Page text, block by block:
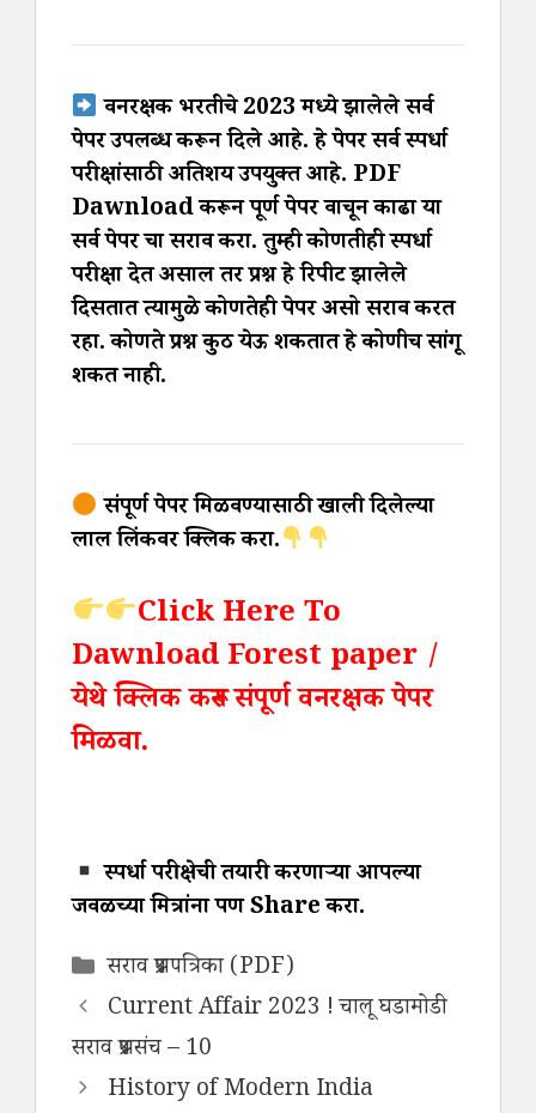
वनरक्षक भरतीचे 2023 मध्ये झालेले सर्व
पेपर उपलब्ध करून दिले आहे. हे पेपर सर्व स्पर्धा
परीक्षांसाठी अतिशय उपयुक्त आहे. PDF
Dawnload करून पूर्ण पेपर वाचून काढा या
सर्व पेपर चा सराव करा. तुम्ही कोणतीही स्पर्धा
परीक्षा देत असाल तर प्रश्न हे रिपीट झालेले
दिसतात त्यामुळे कोणतेही पेपर असो सराव करत
रहा. कोणते प्रश्न कुठ येऊ शकतात हे कोणीच सांगू
शकत नाही.
संपूर्ण पेपर मिळवण्यासाठी खाली दिलेल्या
लाल लिंकवर क्लिक करा.
Click Here To
Dawnload Forest paper /
येथे क्लिक करून संपूर्ण वनरक्षक पेपर
मिळवा.
स्पर्धा परीक्षेची तयारी करणाऱ्या आपल्या
जवळच्या मित्रांना पण Share करा.
Categories
सराव प्रश्नपत्रिका (PDF)
Current Affair 2023 ! चालू घडामोडी
सराव प्रश्नसंच – 10
History of Modern India